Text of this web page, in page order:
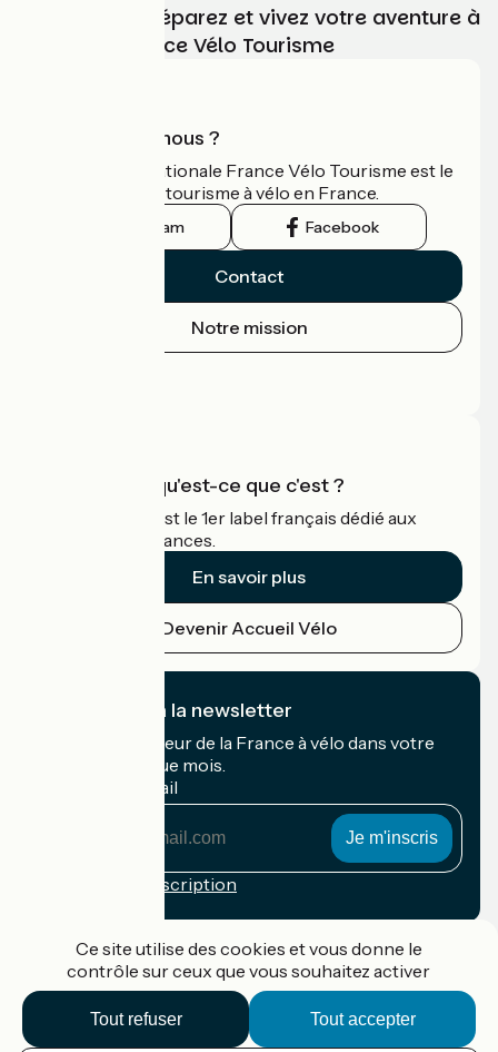
Choisissez, préparez et vivez votre aventure à
vélo avec France Vélo Tourisme
Qui sommes-nous ?
L'association nationale France Vélo Tourisme est le
guide officiel du tourisme à vélo en France.
Instagram Facebook
Contact
Notre mission
Accueil Vélo qu'est-ce que c'est ?
Accueil Vélo c'est le 1er label français dédié aux
cyclistes en vacances.
En savoir plus
Devenir Accueil Vélo
Je m'abonne à la newsletter
Recevez le meilleur de la France à vélo dans votre
boîte mail chaque mois.
Mon adresse mail
Conditions d'inscription
Accueil Vélo Pro
Ce site utilise des cookies et vous donne le
contrôle sur ceux que vous souhaitez activer
Tout accepter
Tout refuser